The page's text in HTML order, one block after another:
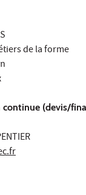
de la forme
(devis/